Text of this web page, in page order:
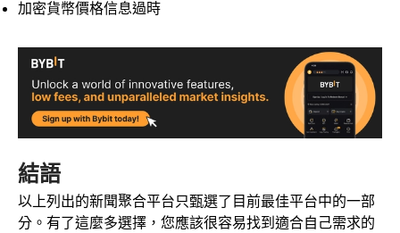
加密貨幣價格信息過時
結語
以上列出的新聞聚合平台只甄選了目前最佳平台中的一部
分。有了這麼多選擇，您應該很容易找到適合自己需求的